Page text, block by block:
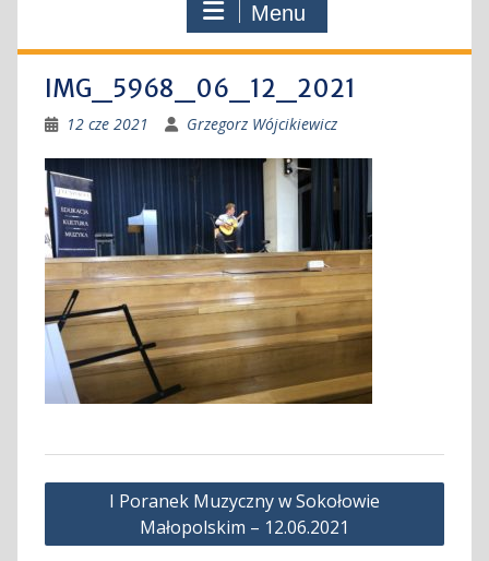
Menu
IMG_5968_06_12_2021
12 cze 2021 Grzegorz Wójcikiewicz
Nawigacja
I Poranek Muzyczny w Sokołowie
Małopolskim – 12.06.2021